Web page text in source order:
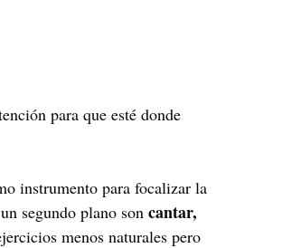
para que esté donde
instrumento para focalizar la
segundo plano son cantar,
menos naturales pero